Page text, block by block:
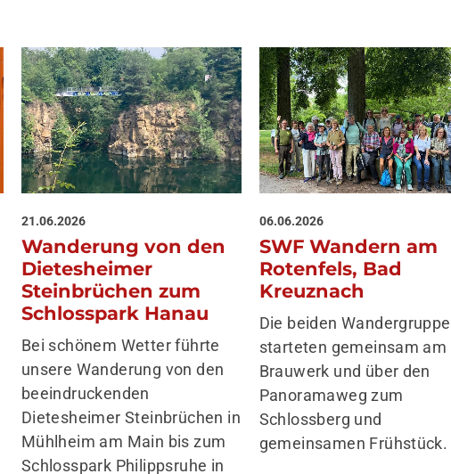
21.06.2026
Wanderung von den
Dietesheimer
Steinbrüchen zum
Schlosspark Hanau
Bei schönem Wetter führte
unsere Wanderung von den
beeindruckenden
Dietesheimer Steinbrüchen in
Mühlheim am Main bis zum
Schlosspark Philippsruhe in
06.06.2026
SWF Wandern am
Rotenfels, Bad
Kreuznach
Die beiden
starteten gemeinsam am
Brauwerk und über den
Panoramaweg zum
Schlossberg und
gemeinsamen Frühstück.